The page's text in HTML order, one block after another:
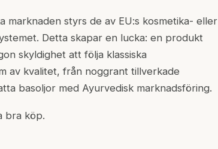
styrs de av EU:s kosmetika- eller
Detta skapar en lucka: en produkt
skyldighet att följa klassiska
av kvalitet, från noggrant tillverkade
basoljor med Ayurvedisk marknadsföring.
bra köp.